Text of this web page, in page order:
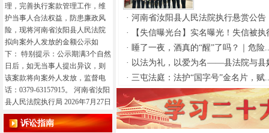
理，完善执行案款管理工作，维
护当事人合法权益，防患廉政风
险，现将河南省汝阳县人民法院
拟向案外人发放的金额公示如
下： 特别提示：公示期满3个自然
日后，如无当事人提出异议，则
该案款将向案外人发放，监督电
话：0379-63157915。 河南省汝阳
县人民法院执行局 2026年7月27日
·为进一步规范执行案款收发、管
理，完善执行案款管理工作，维
诉讼指南
· 河南省汝阳县人民法院执行悬赏公告
·
【失信曝光台】实名曝光！失信被执
· 睡了一夜，酒真的“醒”了吗？｜危险..
· 以法为礼，以爱为名——县法院与县
· 三屯法庭：法护“国字号”金名片，赋..